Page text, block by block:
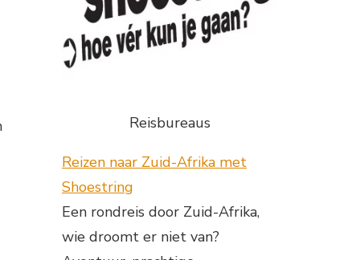
Reisbureaus
Reizen naar Zuid-Afrika met
Shoestring
Een rondreis door Zuid-Afrika,
wie droomt er niet van?